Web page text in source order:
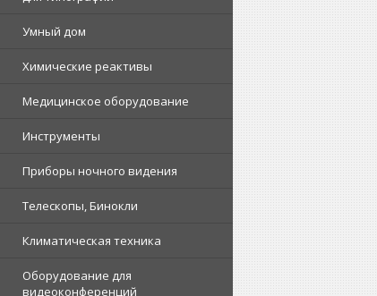
Умный дом
Химические реактивы
Медицинское оборудование
Инструменты
Приборы ночного видения
Телескопы, Бинокли
Климатическая техника
Оборудование для
видеоконференций